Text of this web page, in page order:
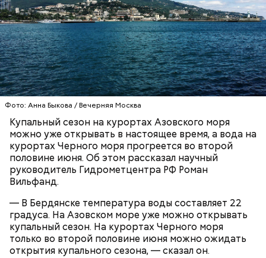
Фото: Анна Быкова / Вечерняя Москва
Купальный сезон на курортах Азовского моря
можно уже открывать в настоящее время, а вода на
курортах Черного моря прогреется во второй
половине июня. Об этом рассказал научный
руководитель Гидрометцентра РФ Роман
Вильфанд.
— В Бердянске температура воды составляет 22
градуса. На Азовском море уже можно открывать
купальный сезон. На курортах Черного моря
только во второй половине июня можно ожидать
открытия купального сезона, — сказал он.
Синоптик отметил, что в Сочи, Феодосии, Алуште,
Ялте вода пока прогрелась лишь до 17 градусов
тепла, в Туапсе — до 18 градусов, а в Евпатории —
до 19 градусов.
ЧЕРНОЕ МОРЕ
ПОГОДА
КУПАЛЬНЫЙ СЕЗОН